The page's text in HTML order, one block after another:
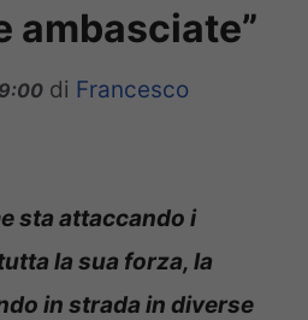
ambasciate”
di Francesco
sta attaccando i
la sua forza, la
in strada in diverse